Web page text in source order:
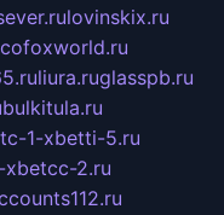
lovinskix.ru
liura.ruglasspb.ru
bulkitula.ru
1-xbetti-5.ru
2.ru